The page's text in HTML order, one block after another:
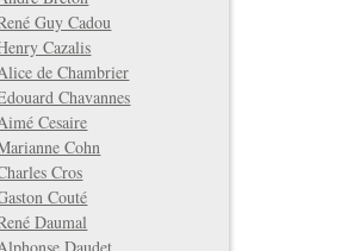
Guy Cadou
Cazalis
de Chambrier
Chavannes
Cesaire
Cohn
Cros
Couté
Daumal
Daudet